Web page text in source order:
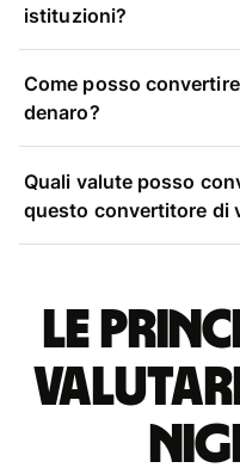
istituzioni?
Come posso
denaro?
Quali valute posso
questo convertitore di
Le